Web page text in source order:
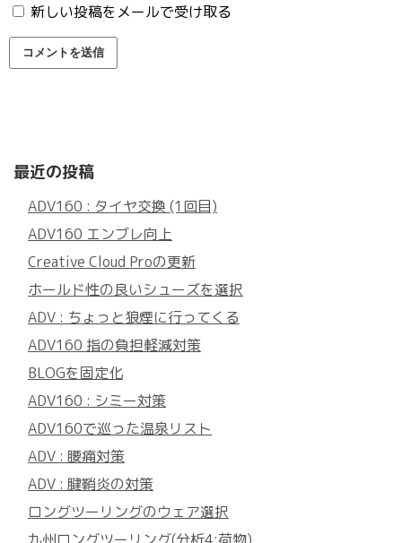
新しい投稿をメールで受け取る
最近の投稿
ADV160 : タイヤ交換 (1回目)
ADV160 エンブレ向上
Creative Cloud Proの更新
ホールド性の良いシューズを選択
ADV : ちょっと狼煙に行ってくる
ADV160 指の負担軽減対策
BLOGを固定化
ADV160 : シミー対策
ADV160で巡った温泉リスト
ADV : 腰痛対策
ADV : 腱鞘炎の対策
ロングツーリングのウェア選択
九州ロングツーリング(分析4:荷物)